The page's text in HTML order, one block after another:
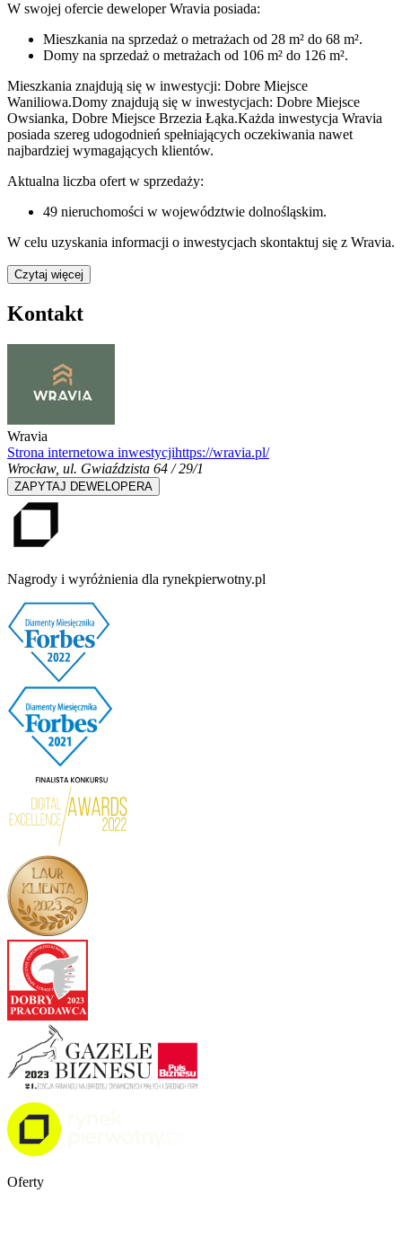
W swojej ofercie deweloper Wravia posiada:
Mieszkania na sprzedaż o metrażach od 28 m² do 68 m².
Domy na sprzedaż o metrażach od 106 m² do 126 m².
Mieszkania znajdują się w inwestycji: Dobre Miejsce
Waniliowa.Domy znajdują się w inwestycjach: Dobre Miejsce
Owsianka, Dobre Miejsce Brzezia Łąka.Każda inwestycja Wravia
posiada szereg udogodnień spełniających oczekiwania nawet
najbardziej wymagających klientów.
Aktualna liczba ofert w sprzedaży:
49 nieruchomości w województwie dolnośląskim.
W celu uzyskania informacji o inwestycjach skontaktuj się z Wravia.
Czytaj więcej
Kontakt
Wravia
Strona internetowa inwestycjihttps://wravia.pl/
Wrocław, ul. Gwiaździsta 64 / 29/1
ZAPYTAJ DEWELOPERA
Nagrody i wyróżnienia dla rynekpierwotny.pl
Oferty